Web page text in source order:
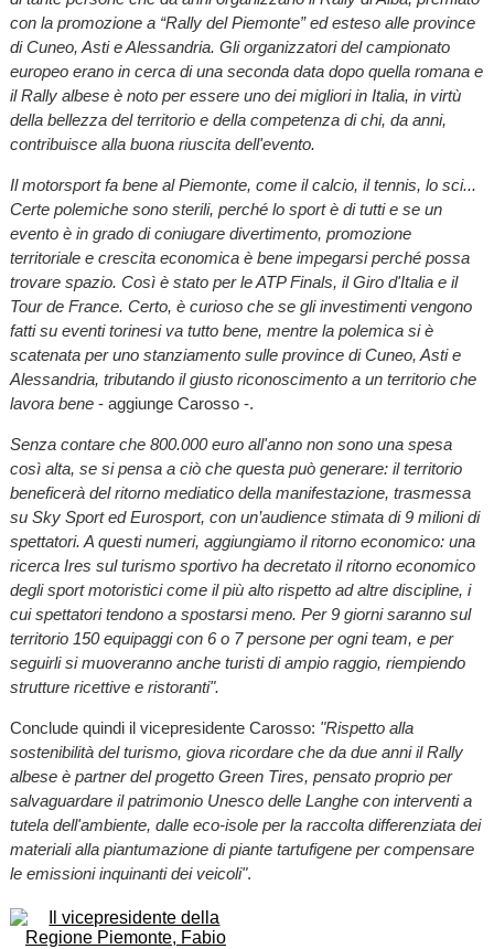
con la promozione a “Rally del Piemonte” ed esteso alle province
di Cuneo, Asti e Alessandria. Gli organizzatori del campionato
europeo erano in cerca di una seconda data dopo quella romana e
il Rally albese è noto per essere uno dei migliori in Italia, in virtù
della bellezza del territorio e della competenza di chi, da anni,
contribuisce alla buona riuscita dell'evento.
Il motorsport fa bene al Piemonte, come il calcio, il tennis, lo sci...
Certe polemiche sono sterili, perché lo sport è di tutti e se un
evento è in grado di coniugare divertimento, promozione
territoriale e crescita economica è bene impegarsi perché possa
trovare spazio. Così è stato per le ATP Finals, il Giro d'Italia e il
Tour de France. Certo, è curioso che se gli investimenti vengono
fatti su eventi torinesi va tutto bene, mentre la polemica si è
scatenata per uno stanziamento sulle province di Cuneo, Asti e
Alessandria, tributando il giusto riconoscimento a un territorio che
lavora bene - aggiunge Carosso -.
Senza contare che 800.000 euro all'annonon sono una spesa
così alta, se si pensa a ciò che questapuò generare: il territorio
beneficerà del ritorno mediatico della manifestazione, trasmessa
su Sky Sport ed Eurosport, con un’audience stimata di 9 milioni di
spettatori. A questi numeri, aggiungiamo il ritornoeconomico: una
ricerca Ires sul turismo sportivo ha decretato il ritorno economico
degli sport motoristici come il più alto rispetto ad altre discipline, i
cui spettatori tendono a spostarsi meno. Per 9 giorni saranno sul
territorio 150 equipaggi con 6 o 7 persone per ogni team, e per
seguirli si muoveranno anche turisti di ampio raggio, riempiendo
strutture ricettive e ristoranti".
Conclude quindi il vicepresidente Carosso: "Rispetto alla
sostenibilità del turismo, giova ricordare che da due anni il Rally
albese è partner del progetto Green Tires, pensato proprio per
salvaguardare il patrimonio Unesco delle Langhe con interventi a
tutela dell'ambiente, dalle eco-isole per la raccolta differenziata dei
materiali alla piantumazione di piante tartufigene per compensare
le emissioni inquinanti dei veicoli".